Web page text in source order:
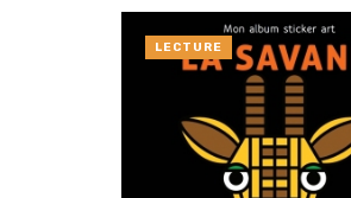
LECTURE